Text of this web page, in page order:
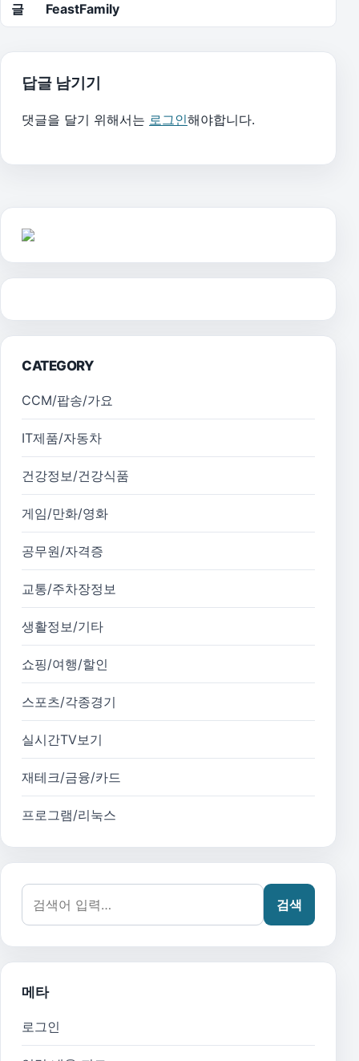
글
FeastFamily
답글 남기기
댓글을 달기 위해서는 로그인해야합니다.
CATEGORY
CCM/팝송/가요
IT제품/자동차
건강정보/건강식품
게임/만화/영화
공무원/자격증
교통/주차장정보
생활정보/기타
쇼핑/여행/할인
스포츠/각종경기
실시간TV보기
재테크/금융/카드
프로그램/리눅스
검색어:
검색
메타
로그인